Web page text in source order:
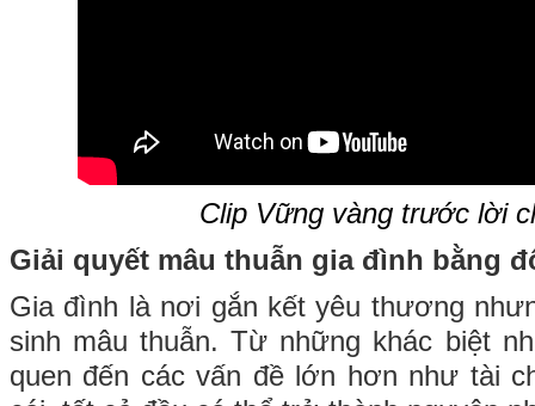
Clip Vững vàng trước lời
Giải quyết mâu thuẫn gia đình bằng
Gia đình là nơi gắn kết yêu thương
sinh mâu thuẫn. Từ những khác biệt
quen đến các vấn đề lớn hơn như tài